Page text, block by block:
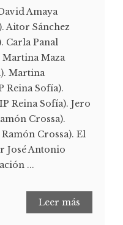
Amaya
Aitor Sánchez
Carla Panal
Martina Maza
Martina
Reina Sofía).
Reina Sofía). Jero
Crossa).
Crossa). El
José Antonio
...
Leer más